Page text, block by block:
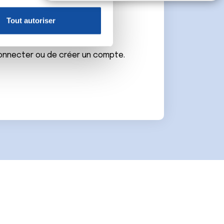
sur les cookies.
informations que
Tout autoriser
ou de créer un compte.